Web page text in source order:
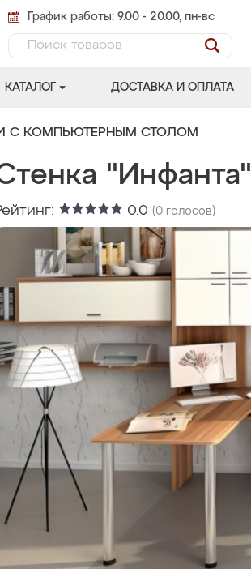
График работы: 9.00 - 20.00, пн-вс
КАТАЛОГ ДОСТАВКА И ОПЛАТА
С КОМПЬЮТЕРНЫМ СТОЛОМ
"Инфанта"
0.0 (0 голосов)